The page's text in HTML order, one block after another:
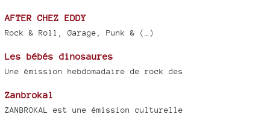
AFTER CHEZ EDDY
Rock & Roll, Garage, Punk & (…)
Les bébés dinosaures
Une émission hebdomadaire de rock des
Zanbrokal
ZANBROKAL est une émission culturelle